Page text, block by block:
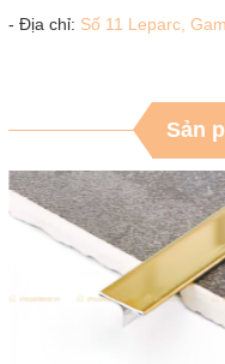
- Địa chỉ: Số 11 Leparc,
Sản